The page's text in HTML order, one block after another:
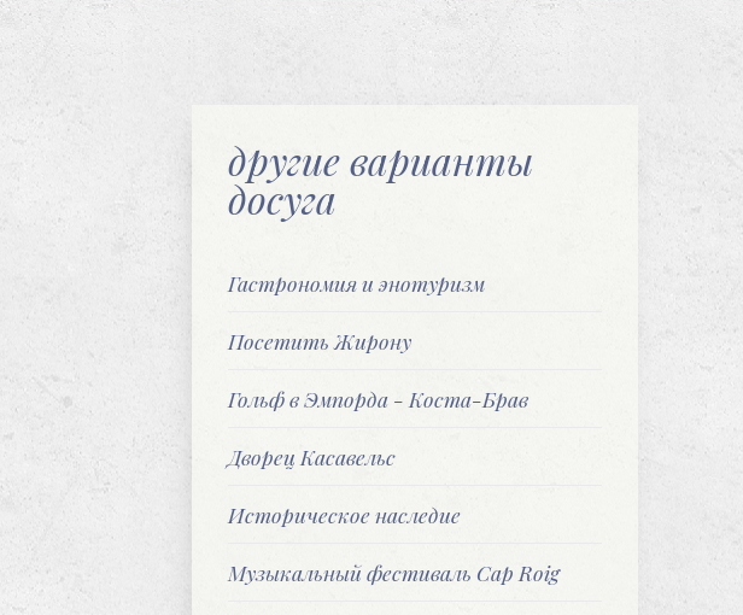
другие варианты
досуга
Гастрономия и энотуризм
Посетить Жирону
Гольф в Эмпорда - Коста-Брав
Дворец Касавельc
Историческое наследие
Музыкальный фестиваль Cap Roig